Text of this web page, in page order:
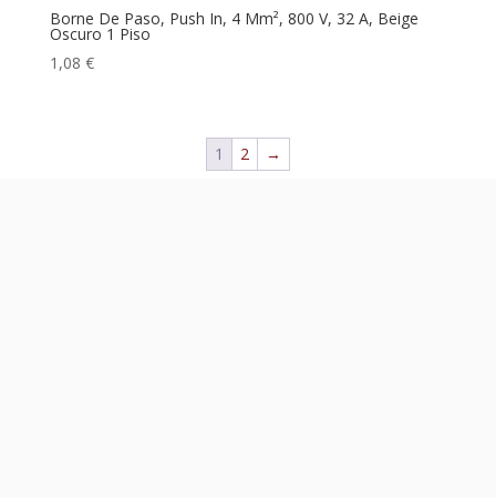
Borne De Paso, Push In, 4 Mm², 800 V, 32 A, Beige
Oscuro 1 Piso
1,08 €
1 2 →